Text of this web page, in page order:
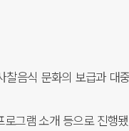
음식 문화의 보급과 대
그램 소개 등으로 진행